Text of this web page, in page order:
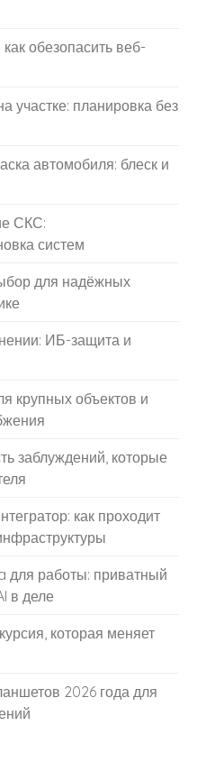
обезопасить веб-
участке: планировка без
автомобиля: блеск и
СКС:
систем
для надёжных
ИБ-защита и
крупных объектов и
заблуждений, которые
как проходит
для работы: приватный
в деле
которая меняет
2026 года для